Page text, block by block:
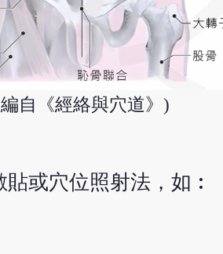
自《經絡與穴道》)
或穴位照射法，如︰